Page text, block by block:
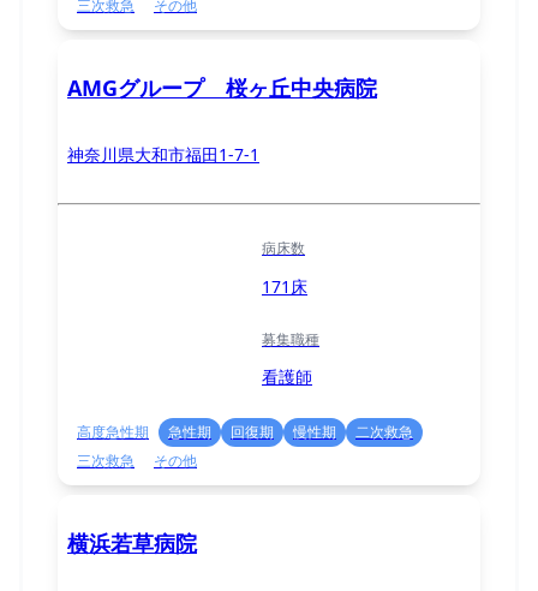
三次救急
その他
AMGグループ 桜ヶ丘中央病院
神奈川県大和市福田1-7-1
病床数
171床
募集職種
看護師
高度急性期 急性期 回復期 慢性期
二次救急
三次救急
その他
横浜若草病院